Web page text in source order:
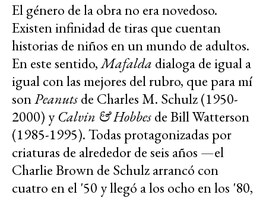
El género de la obra no era novedoso.
Existen infinidad de tiras que cuentan
historias de niños en un mundo de adultos.
En este sentido,Mafalda dialoga de igual a
igual con las mejores del rubro, que para mí
sonPeanutsde Charles M. Schulz (1950-
2000) yCalvin & Hobbesde Bill Watterson
(1985-1995). Todas protagonizadas por
criaturas de alrededor de seis años —el
Charlie Brown de Schulz arrancó con
cuatro en el '50 y llegó a los ocho en los '80,